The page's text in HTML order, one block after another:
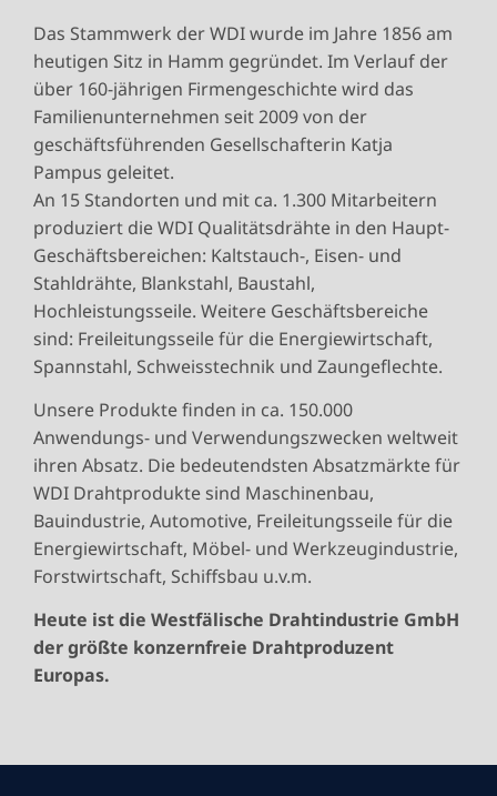
Das Stammwerk der WDI wurde im Jahre 1856 am
heutigen Sitz in Hamm gegründet. Im Verlauf der
über 160-jährigen Firmengeschichte wird das
Familienunternehmen seit 2009 von der
geschäftsführenden Gesellschafterin Katja
Pampus geleitet.
An 15 Standorten und mit ca. 1.300 Mitarbeitern
produziert die WDI Qualitätsdrähte in den Haupt-
Geschäftsbereichen: Kaltstauch-, Eisen- und
Stahldrähte, Blankstahl, Baustahl,
Hochleistungsseile. Weitere Geschäftsbereiche
sind: Freileitungsseile für die Energiewirtschaft,
Spannstahl, Schweisstechnik und Zaungeflechte.
Unsere Produkte finden in ca. 150.000
Anwendungs- und Verwendungszwecken weltweit
ihren Absatz. Die bedeutendsten Absatzmärkte für
WDI Drahtprodukte sind Maschinenbau,
Bauindustrie, Automotive, Freileitungsseile für die
Energiewirtschaft, Möbel- und Werkzeugindustrie,
Forstwirtschaft, Schiffsbau u.v.m.
Heute ist die Westfälische Drahtindustrie GmbH
der größte konzernfreie Drahtproduzent
Europas.